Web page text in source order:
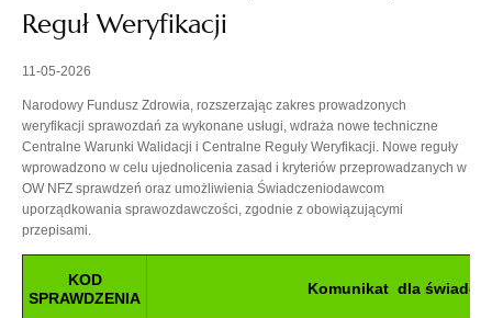
Reguł Weryfikacji
11-05-2026
Narodowy Fundusz Zdrowia, rozszerzając zakres prowadzonych
weryfikacji sprawozdań za wykonane usługi, wdraża nowe techniczne
Centralne Warunki Walidacji i Centralne Reguły Weryfikacji. Nowe reguły
wprowadzono w celu ujednolicenia zasad i kryteriów przeprowadzanych w
OW NFZ sprawdzeń oraz umożliwienia Świadczeniodawcom
uporządkowania sprawozdawczości, zgodnie z obowiązującymi
przepisami.
KOD
SPRAWDZENIA
Komunikat dla